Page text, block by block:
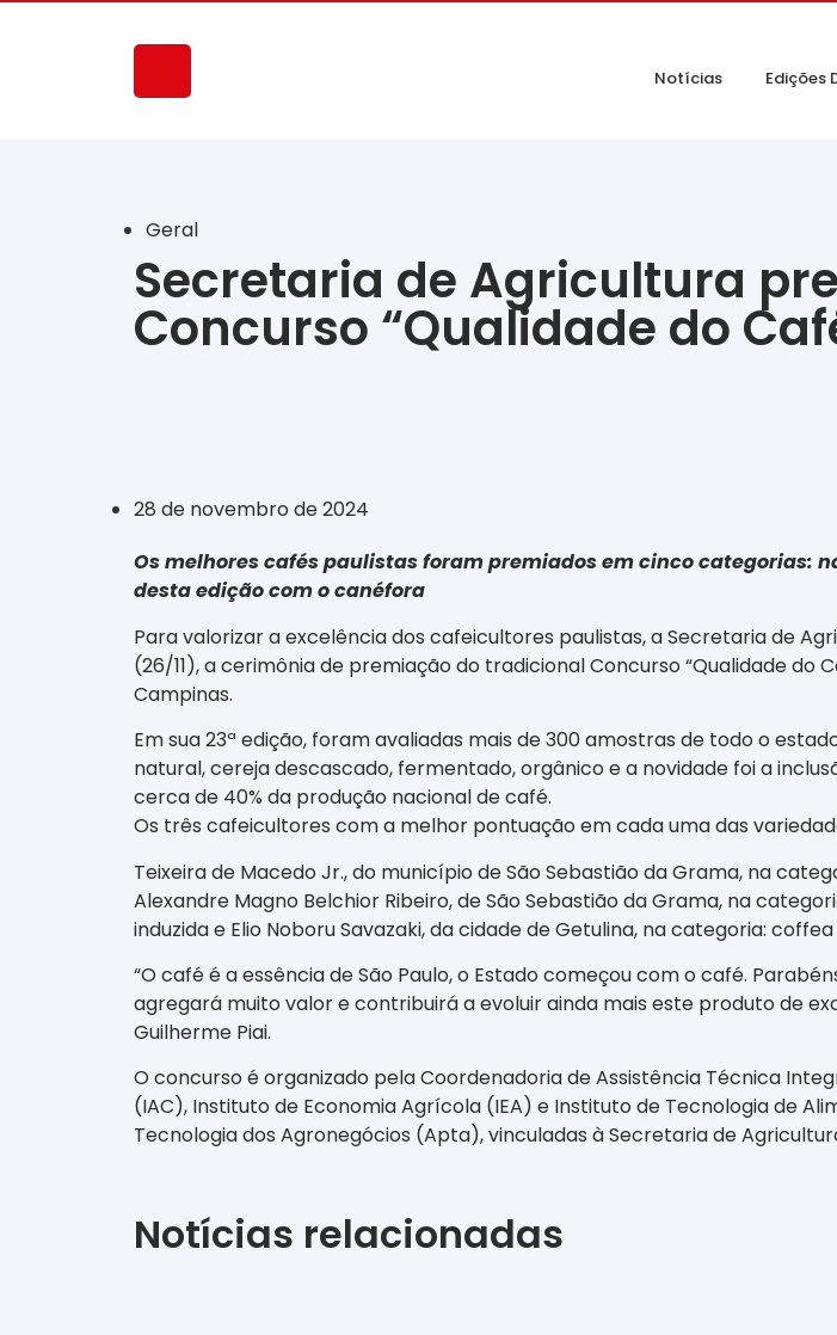
Notícias Edições
Geral
Secretaria de Agricultura
Concurso “Qualidade do
28 de novembro de 2024
Os melhores cafés paulistas foram premiados em cinco categorias:
desta edição com o canéfora
Para valorizar a excelência dos cafeicultores paulistas, a Secretaria de
(26/11), a cerimônia de premiação do tradicional Concurso “Qualidade
Campinas.
Em sua 23ª edição, foram avaliadas mais de 300 amostras de todo o
natural, cereja descascado, fermentado, orgânico e a novidade foi a
cerca de 40% da produção nacional de café.
Os três cafeicultores com a melhor pontuação em cada uma das
Teixeira de Macedo Jr., do município de São Sebastião da Grama, na
Alexandre Magno Belchior Ribeiro, de São Sebastião da Grama, na
induzida e Elio Noboru Savazaki, da cidade de Getulina, na categoria:
“O café é a essência de São Paulo, o Estado começou com o café.
agregará muito valor e contribuirá a evoluir ainda mais este produto de
Guilherme Piai.
O concurso é organizado pela Coordenadoria de Assistência Técnica
(IAC), Instituto de Economia Agrícola (IEA) e Instituto de Tecnologia de
Tecnologia dos Agronegócios (Apta), vinculadas à Secretaria de
Notícias relacionadas